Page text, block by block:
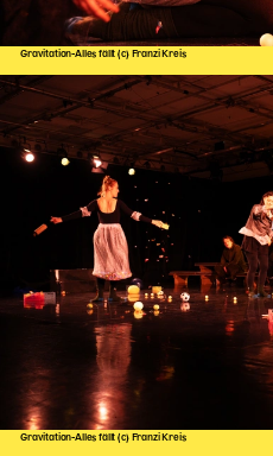
Newsletter
SPENDEN + FÖRDERN
Translate to English
SUCHESuchbegriffe
Suchen
Gravitation-Alles fällt (c) Franzi Kreis
Gravitation-Alles fällt (c) Franzi Kreis